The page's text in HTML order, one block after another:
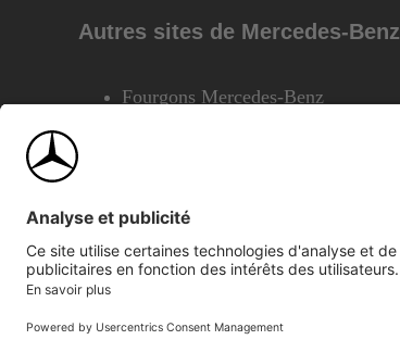
Autres sites de Mercedes-Benz
Fourgons Mercedes-Benz
©2026 Mercedes-Benz Canada Inc.